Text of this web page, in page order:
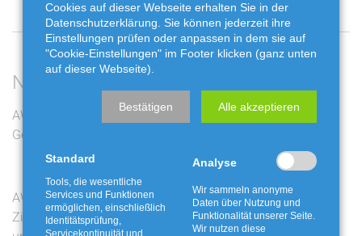
Neueste Beiträge
AWG bewegt: Die zwölf
Gewinner stehen fest
Jakobskreuzkraut und
entsorgen
AWG bewegt: Live-
Ziehung am Freitag auf
Ferienaktion mit der
Fossiliengrube
Cookies auf dieser Webseite erhalten Sie in der
Datenschutzerklärung. Sie können jederzeit ihre
Einstellungen prüfen oder anpassen in dem sie auf
"Cookie-Einstellungen" im Footer klicken (ganz unten
auf dieser Webseite).
Bestätigen Alle akzeptieren
Standard
Tools, die wesentliche
Services und Funktionen
ermöglichen, einschließlich
Identitätsprüfung,
Servicekontinuität und
Analyse
Wir sammeln anonyme
Daten über Nutzung und
Funktionalität unserer Seite.
Wir nutzen diese